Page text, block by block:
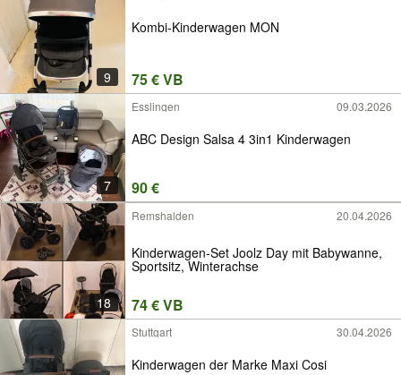
9
Kombi-Kinderwagen MON
75 € VB
7
Esslingen 09.03.2026
ABC Design Salsa 4 3in1 Kinderwagen
90 €
18
Remshalden 20.04.2026
Kinderwagen-Set Joolz Day mit Babywanne,
Sportsitz, Winterachse
74 € VB
Stuttgart 30.04.2026
Kinderwagen der Marke Maxi Cosi